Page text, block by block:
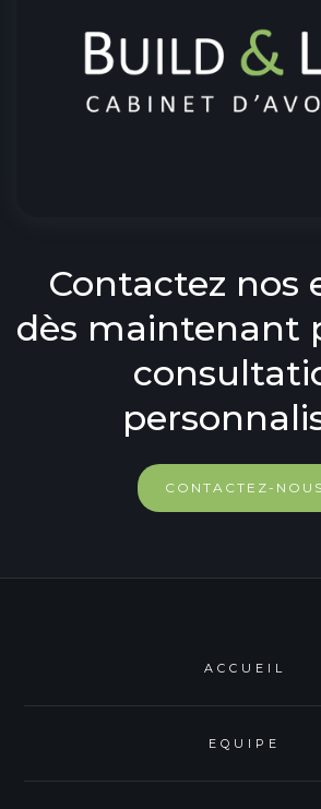
Contactez nos
dès maintenant
CONTACTEZ-NOUS
ACCUEIL
EQUIPE